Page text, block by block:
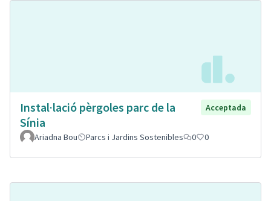
Instal·lació pèrgoles parc de la
Sínia
Acceptada
Ariadna Bou Parcs i Jardins Sostenibles 0 0